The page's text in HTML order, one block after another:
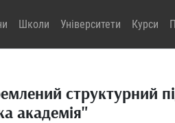
Школи Університети Курси
структурний
академія"